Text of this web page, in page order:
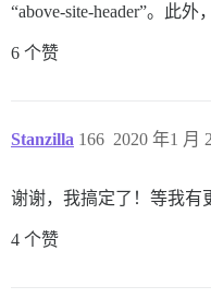
“above-site-header”。此
6 个赞
Stanzilla 2020 年1 月
166
谢谢，我搞定了！等我有
4 个赞